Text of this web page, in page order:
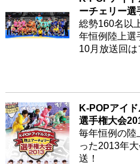
ーチェリー選
総勢160名以
年恒例陸上選
10月放送回は
K-POPアイ
選手権大会
毎年恒例の陸
った2013年
送！